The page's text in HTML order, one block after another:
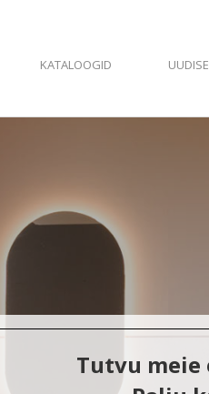
KATALOOGID
Tutvu meie
WC Jet laos